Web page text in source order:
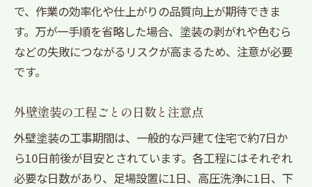
で、作業の効率化や仕上がりの品質向上が期待できま
す。万が一手順を省略した場合、塗装の剥がれや色むら
などの失敗につながるリスクが高まるため、注意が必要
です。
外壁塗装の工程ごとの日数と注意点
外壁塗装の工事期間は、一般的な戸建て住宅で約7日か
ら10日前後が目安とされています。各工程にはそれぞれ
必要な日数があり、足場設置に1日、高圧洗浄に1日、下